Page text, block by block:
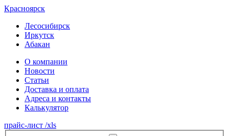
Красноярск
Лесосибирск
Иркутск
Абакан
О компании
Новости
Статьи
Доставка и оплата
Адреса и контакты
Калькулятор
прайс-лист /xls